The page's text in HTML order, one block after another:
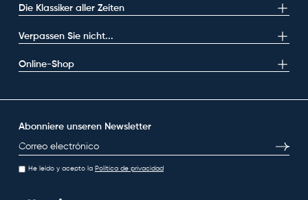
Die Klassiker aller Zeiten
Verpassen Sie nicht...
Online-Shop
Abonniere unseren Newsletter
E-Mail
He leído y acepto la Política de privacidad